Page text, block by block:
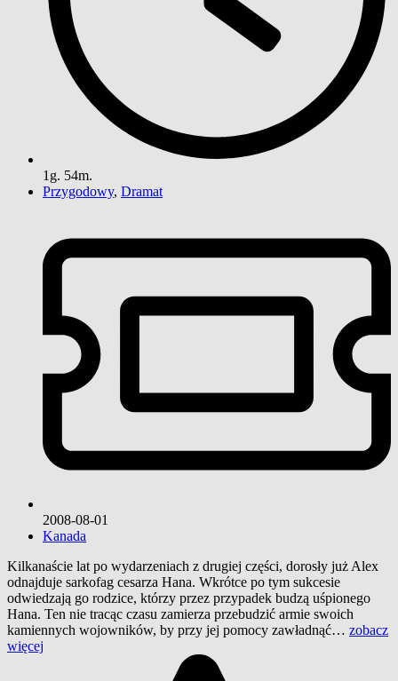
1g. 54m.
Przygodowy, Dramat
2008-08-01
Kanada
Kilkanaście lat po wydarzeniach z drugiej części, dorosły już Alex
odnajduje sarkofag cesarza Hana. Wkrótce po tym sukcesie
odwiedzają go rodzice, którzy przez przypadek budzą uśpionego
Hana. Ten nie tracąc czasu zamierza przebudzić armie swoich
kamiennych wojowników, by przy jej pomocy zawładnąć… zobacz
więcej